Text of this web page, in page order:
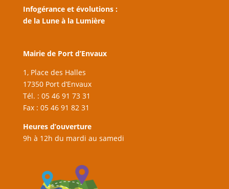
Infogérance et évolutions :
de la Lune à la Lumière
Mairie de Port d’Envaux
1, Place des Halles
17350 Port d’Envaux
Tél. : 05 46 91 73 31
Fax : 05 46 91 82 31
Heures d’ouverture
9h à 12h du mardi au samedi